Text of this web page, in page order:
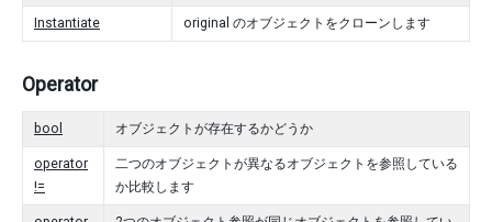
Instantiate original のオブジェクトをクローンします
Operator
bool オブジェクトが存在するかどうか
operator
!=
二つのオブジェクトが異なるオブジェクトを参照している
か比較します